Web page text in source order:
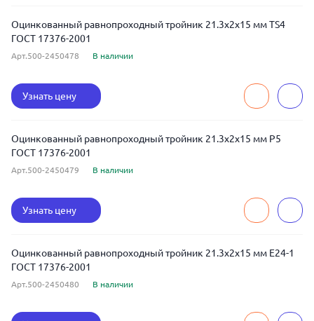
Оцинкованный равнопроходный тройник 21.3x2x15 мм TS4
ГОСТ 17376-2001
Арт.500-2450478 В наличии
Узнать цену
Оцинкованный равнопроходный тройник 21.3x2x15 мм Р5
ГОСТ 17376-2001
Арт.500-2450479 В наличии
Узнать цену
Оцинкованный равнопроходный тройник 21.3x2x15 мм Е24-1
ГОСТ 17376-2001
Арт.500-2450480 В наличии